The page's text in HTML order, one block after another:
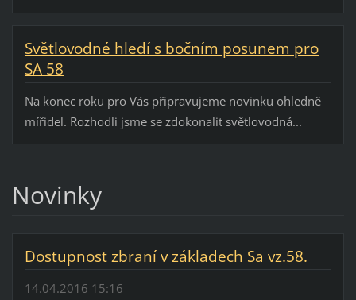
Světlovodné hledí s bočním posunem pro
SA 58
Na konec roku pro Vás připravujeme novinku ohledně
mířidel. Rozhodli jsme se zdokonalit světlovodná...
Novinky
Dostupnost zbraní v základech Sa vz.58.
14.04.2016 15:16